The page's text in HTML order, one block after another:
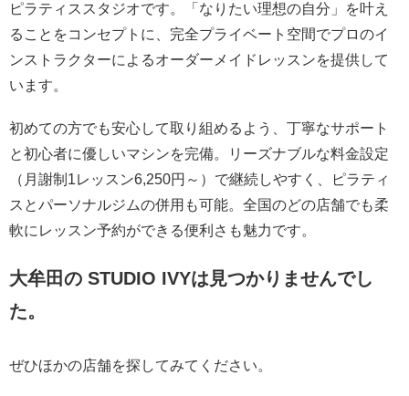
ピラティススタジオです。「なりたい理想の自分」を叶え
ることをコンセプトに、完全プライベート空間でプロのイ
ンストラクターによるオーダーメイドレッスンを提供して
います。
初めての方でも安心して取り組めるよう、丁寧なサポート
と初心者に優しいマシンを完備。リーズナブルな料金設定
（月謝制1レッスン6,250円～）で継続しやすく、ピラティ
スとパーソナルジムの併用も可能。全国のどの店舗でも柔
軟にレッスン予約ができる便利さも魅力です。
大牟田の STUDIO IVYは見つかりませんでし
た。
ぜひほかの店舗を探してみてください。